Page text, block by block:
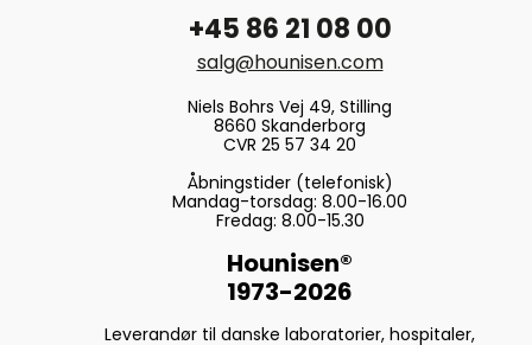
+45 86 21 08 00
salg@hounisen.com
Niels Bohrs Vej 49, Stilling
8660 Skanderborg
CVR 25 57 34 20
Åbningstider (telefonisk)
Mandag-torsdag: 8.00-16.00
Fredag: 8.00-15.30
Hounisen®
1973-2026
Leverandør til danske laboratorier, hospitaler,